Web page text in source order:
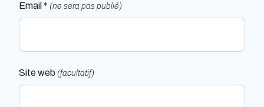
Email * (ne sera pas publié)
Site web (facultatif)